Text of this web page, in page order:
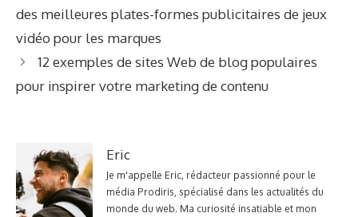
des meilleures plates-formes publicitaires de jeux
vidéo pour les marques
12 exemples de sites Web de blog populaires
pour inspirer votre marketing de contenu
Eric
Je m'appelle Eric, rédacteur passionné pour le
média Prodiris, spécialisé dans les actualités du
monde du web. Ma curiosité insatiable et mon